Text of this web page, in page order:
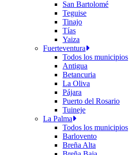
San Bartolomé
Teguise
Tinajo
Tías
Yaiza
Fuerteventura
Todos los municipios
Antigua
Betancuria
La Oliva
Pájara
Puerto del Rosario
Tuineje
La Palma
Todos los municipios
Barlovento
Breña Alta